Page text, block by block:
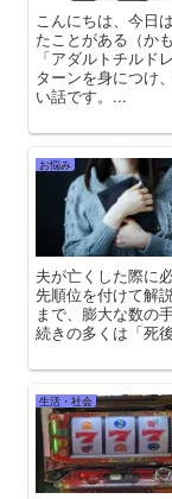
こんにちは、今日
たことがある（か
「アダルトチルド
ターンを身につけ
い話です。...
お悩み
夫が亡くした際に
先順位を付けて解
まで、膨大な数の
続きの多くは「死
生活・社会